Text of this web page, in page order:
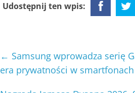
Udostępnij ten wpis:
← Samsung wprowadza serię
era prywatności w smartfonach